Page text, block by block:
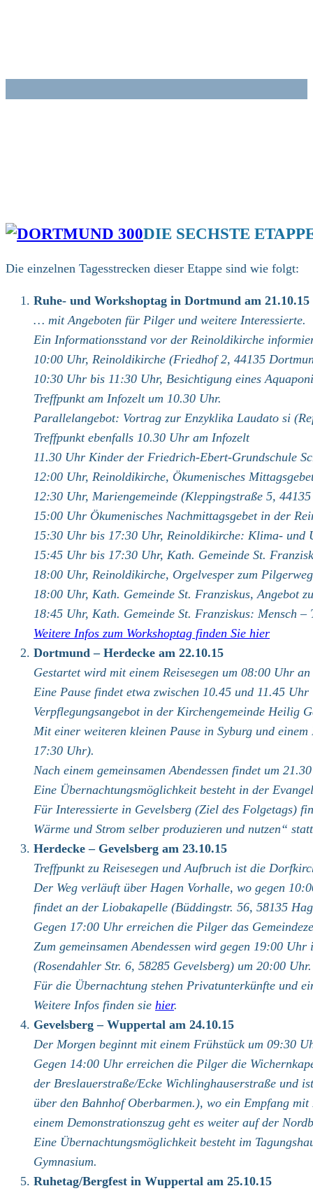
DIE SECHSTE
Die einzelnen Tagesstrecken dieser Etappe sind wie folgt:
Ruhe- und Workshoptag in Dortmund am 21.10.15
… mit Angeboten für Pilger und weitere Interessierte.
Ein Informationsstand vor der Reinoldikirche
10:00 Uhr, Reinoldikirche (Friedhof 2, 44135
10:30 Uhr bis 11:30 Uhr, Besichtigung eines
Treffpunkt am Infozelt um 10.30 Uhr.
Parallelangebot: Vortrag zur Enzyklika Laudato si
Treffpunkt ebenfalls 10.30 Uhr am Infozelt
11.30 Uhr Kinder der Friedrich-Ebert-Grundschule
12:00 Uhr, Reinoldikirche, Ökumenisches
12:30 Uhr, Mariengemeinde (Kleppingstraße 5,
15:00 Uhr Ökumenisches Nachmittagsgebet in der
15:30 Uhr bis 17:30 Uhr, Reinoldikirche: Klima- und
15:45 Uhr bis 17:30 Uhr, Kath. Gemeinde St.
18:00 Uhr, Reinoldikirche, Orgelvesper zum Pilgerweg
18:00 Uhr, Kath. Gemeinde St. Franziskus, Angebot
18:45 Uhr, Kath. Gemeinde St. Franziskus: Mensch
Weitere Infos zum Workshoptag finden Sie hier
Dortmund – Herdecke am 22.10.15
Gestartet wird mit einem Reisesegen um 08:00 Uhr
Eine Pause findet etwa zwischen 10.45 und 11.45
Verpflegungsangebot in der Kirchengemeinde Heilig
Mit einer weiteren kleinen Pause in Syburg und
17:30 Uhr).
Nach einem gemeinsamen Abendessen findet um
Eine Übernachtungsmöglichkeit besteht in der
Für Interessierte in Gevelsberg (Ziel des Folgetags)
Wärme und Strom selber produzieren und nutzen“
Herdecke – Gevelsberg am 23.10.15
Treffpunkt zu Reisesegen und Aufbruch ist die
Der Weg verläuft über Hagen Vorhalle, wo gegen
findet an der Liobakapelle (Büddingstr. 56, 58135
Gegen 17:00 Uhr erreichen die Pilger das
Zum gemeinsamen Abendessen wird gegen 19:00
(Rosendahler Str. 6, 58285 Gevelsberg) um 20:00 Uhr.
Für die Übernachtung stehen Privatunterkünfte und
Weitere Infos finden sie hier.
Gevelsberg – Wuppertal am 24.10.15
Der Morgen beginnt mit einem Frühstück um 09:30
Gegen 14:00 Uhr erreichen die Pilger die
der Breslauerstraße/Ecke Wichlinghauserstraße und
über den Bahnhof Oberbarmen.), wo ein Empfang
einem Demonstrationszug geht es weiter auf der
Eine Übernachtungsmöglichkeit besteht im
Gymnasium.
Ruhetag/Bergfest in Wuppertal am 25.10.15